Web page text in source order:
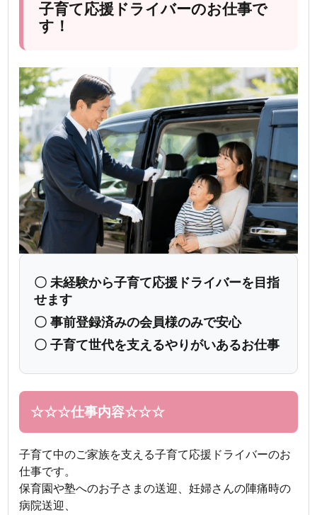
子育て応援ドライバーのお仕事で
す！
〇 未経験から子育て応援ドライバーを目指
せます
〇 事前登録済みの会員様のみで安心
〇 子育て世代を支えるやりがいあるお仕事
☆☆☆仕事内容☆☆☆
子育て中のご家族を支える子育て応援ドライバーのお
仕事です。
保育園や塾へのお子さまの送迎、妊婦さんの陣痛時の
病院送迎、